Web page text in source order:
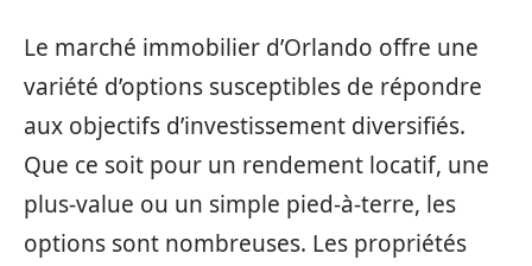
Le marché immobilier d’Orlando offre une
variété d’options susceptibles de répondre
aux objectifs d’investissement diversifiés.
Que ce soit pour un rendement locatif, une
plus-value ou un simple pied-à-terre, les
options sont nombreuses. Les propriétés